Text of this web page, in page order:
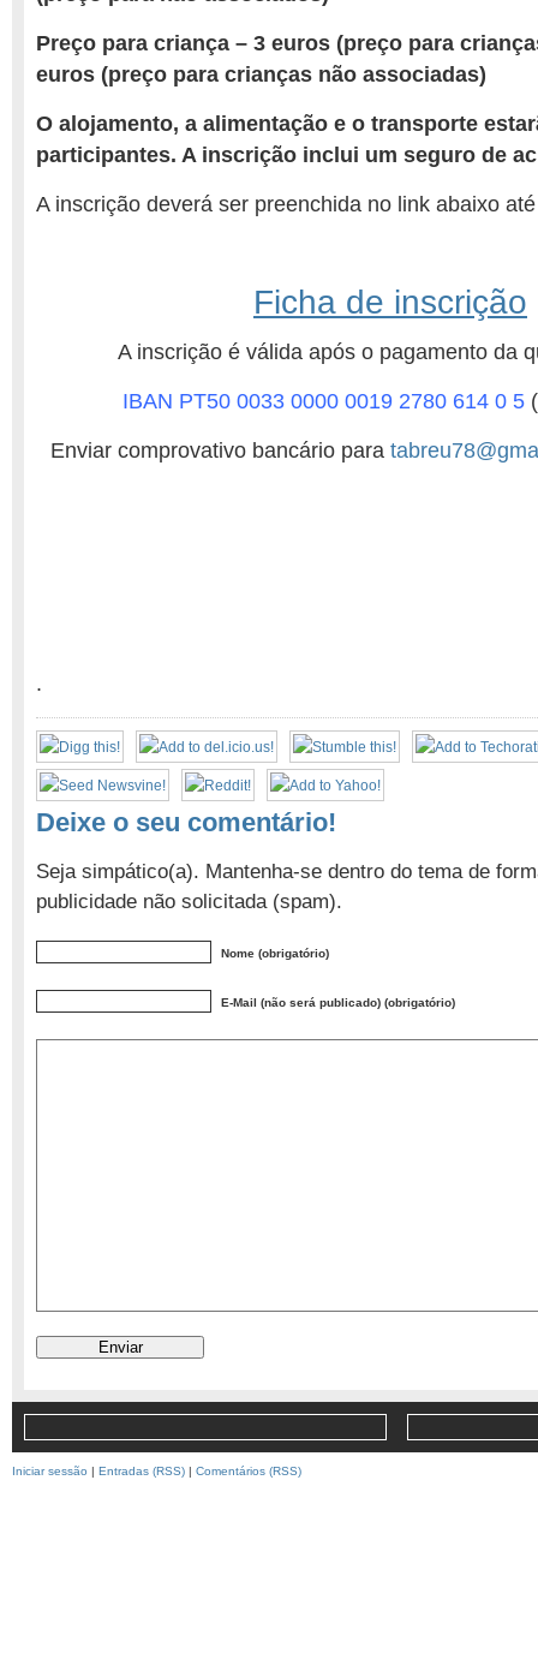
Preço para criança – 3 euros (preço para
euros (preço para crianças não associadas)
O alojamento, a alimentação e o transporte
participantes. A inscrição inclui um seguro de
A inscrição deverá ser preenchida no link abaixo
Ficha de inscrição
A inscrição é válida após o pagamento da
IBAN PT50 0033 0000 0019 2780 614 0 5
Enviar comprovativo bancário para
.
Deixe o seu comentário!
Seja simpático(a). Mantenha-se dentro do tema de
publicidade não solicitada (spam).
Nome (obrigatório)
E-Mail (não será publicado) (obrigatório)
Iniciar sessão | Entradas (RSS) | Comentários (RSS)